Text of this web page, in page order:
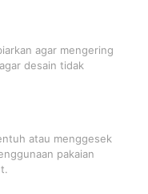
agar mengering
desain tidak
atau menggesek
pakaian